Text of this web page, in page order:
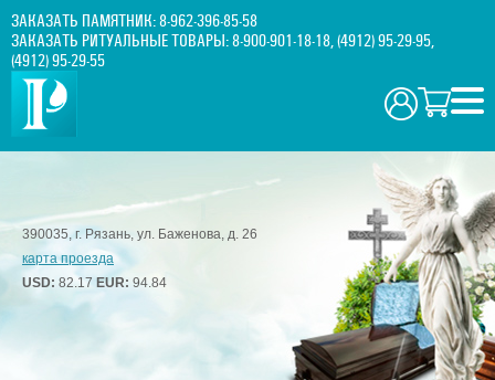
ЗАКАЗАТЬ ПАМЯТНИК:8-962-396-85-58
ЗАКАЗАТЬ РИТУАЛЬНЫЕ ТОВАРЫ:8-900-901-18-18,(4912) 95-29-95,
(4912) 95-29-55
390035, г. Рязань, ул. Баженова, д. 26
карта проезда
USD: 82.17 EUR: 94.84